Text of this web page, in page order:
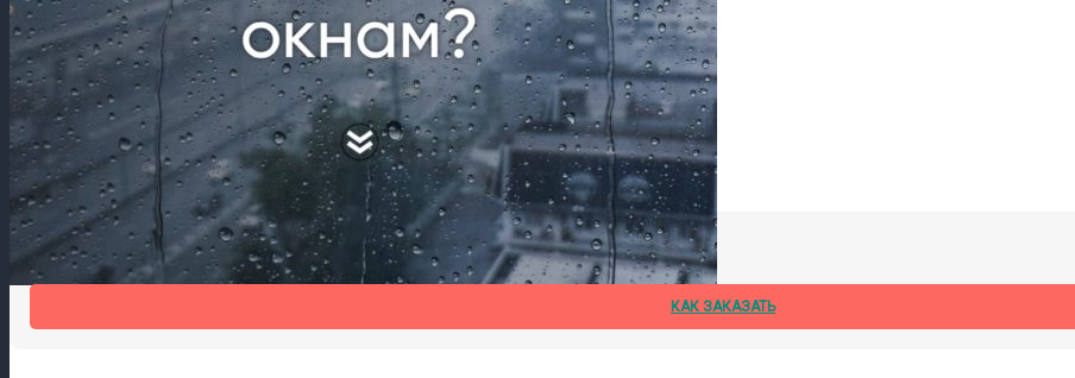
Шум дождя мешает спать?
Шумогасящая накладка на отлив Антидождь избавит от шума дождя
КАК ЗАКАЗАТЬ